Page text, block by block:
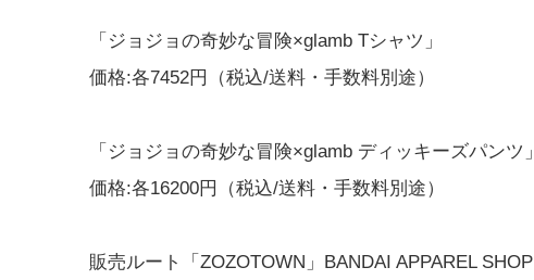
「ジョジョの奇妙な冒険×glamb Tシャツ」
価格:各7452円（税込/送料・手数料別途）
「ジョジョの奇妙な冒険×glamb ディッキーズパンツ」
価格:各16200円（税込/送料・手数料別途）
販売ルート「ZOZOTOWN」BANDAI APPAREL SHOP